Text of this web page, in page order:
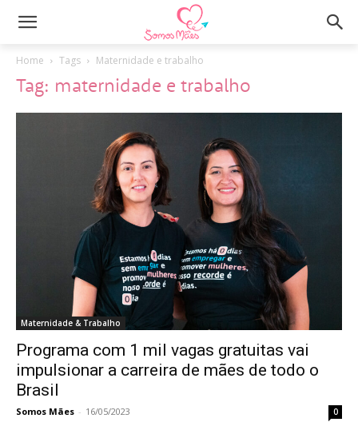
Home Tags Maternidade e trabalho
Tag: maternidade e trabalho
Maternidade & Trabalho
Programa com 1 mil vagas gratuitas vai
impulsionar a carreira de mães de todo o
Brasil
Somos Mães - 16/05/2023 0